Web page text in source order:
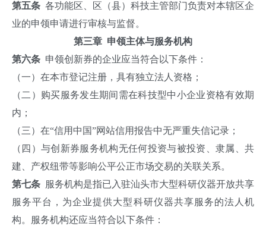
第五条 各功能区、区（县）科技主管部门负责对本辖区企
业的申领申请进行审核与监督。
第三章 申领主体与服务机构
第六条 申领创新券的企业应当符合以下条件：
（一）在本市登记注册，具有独立法人资格；
（二）购买服务发生期间需在科技型中小企业资格有效期
内；
（三）在“信用中国”网站信用报告中无严重失信记录；
（四）与创新券服务机构无任何投资与被投资、隶属、共
建、产权纽带等影响公平公正市场交易的关联关系。
第七条 服务机构是指已入驻汕头市大型科研仪器开放共享
服务平台，为企业提供大型科研仪器共享服务的法人机
构。服务机构还应当符合以下条件：